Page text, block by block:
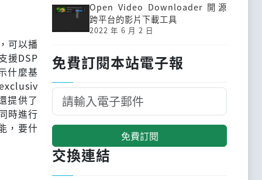
可以播
援DSP
什麼基
提供了
時進行
，要什
Open Video Downloader 開源
跨平台的影片下載工具
2022 年 6 月 2 日
免費訂閱本站電子報
免費訂閱
交換連結